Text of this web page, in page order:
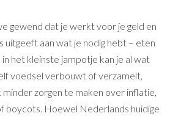
gewend dat je werkt voor je geld en
uitgeeft aan wat je nodig hebt – eten
het kleinste jampotje kan je al wat
voedsel verbouwt of verzamelt,
minder zorgen te maken over inflatie,
boycots. Hoewel Nederlands huidige